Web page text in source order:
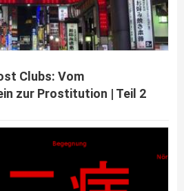
Clubs: Vom
zur Prostitution | Teil 2